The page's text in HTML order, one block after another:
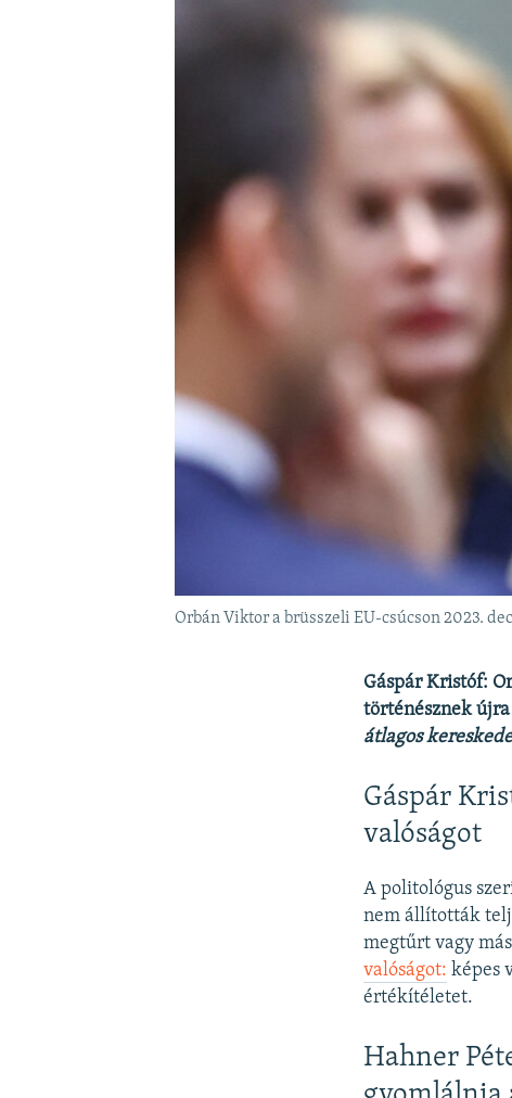
Orbán Viktor a brüsszeli EU-csúcson 2023.
Gáspár Kristóf:
történésznek
átlagos
Gáspár
valóságot
A politológus
nem állították
megtűrt vagy
valóságot: képes
értékítéletet.
Hahner